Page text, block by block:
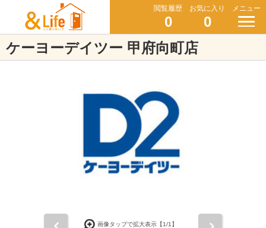
閲覧履歴
0
お気に入り
0
メニュー
ケーヨーデイツー 甲府向町店
画像タップで拡大表示【1/1】